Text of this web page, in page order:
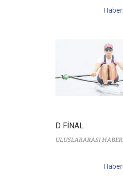
D FİNAL
ULUSLARARASI